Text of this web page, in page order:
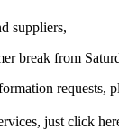
suppliers,
break from
requests,
just click